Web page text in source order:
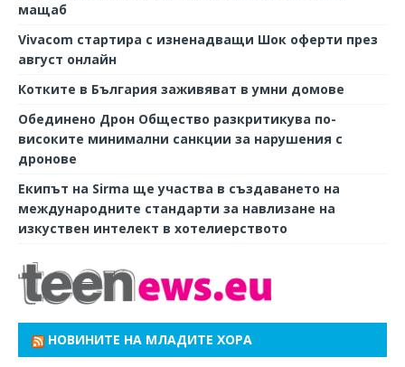
мащаб
Vivacom стартира с изненадващи Шок оферти през
август онлайн
Котките в България заживяват в умни домове
Обединено Дрон Общество разкритикува по-
високите минимални санкции за нарушения с
дронове
Екипът на Sirma ще участва в създаването на
международните стандарти за навлизане на
изкуствен интелект в хотелиерството
НОВИНИТЕ НА МЛАДИТЕ ХОРА